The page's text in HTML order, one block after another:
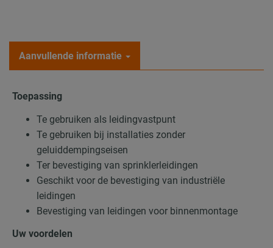
Aanvullende informatie
Toepassing
Te gebruiken als leidingvastpunt
Te gebruiken bij installaties zonder
geluiddempingseisen
Ter bevestiging van sprinklerleidingen
Geschikt voor de bevestiging van industriële
leidingen
Bevestiging van leidingen voor binnenmontage
Uw voordelen